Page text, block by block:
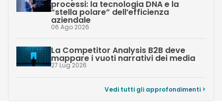
processi: la tecnologia DNA e la
“stella polare” dell’efficienza
aziendale
06 Ago 2026
La Competitor Analysis B2B deve
mappare i vuoti narrativi dei media
27 Lug 2026
Vedi tutti gli approfondimenti >